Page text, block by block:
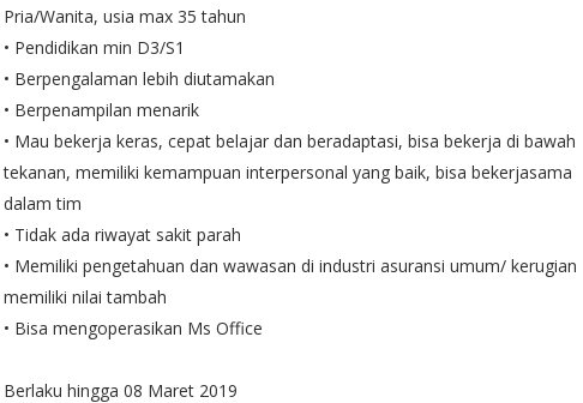
Pria/Wanita, usia max 35 tahun
• Pendidikan min D3/S1
• Berpengalaman lebih diutamakan
• Berpenampilan menarik
• Mau bekerja keras, cepat belajar dan beradaptasi, bisa bekerja di bawah
tekanan, memiliki kemampuan interpersonal yang baik, bisa bekerjasama
dalam tim
• Tidak ada riwayat sakit parah
• Memiliki pengetahuan dan wawasan di industri asuransi umum/ kerugian
memiliki nilai tambah
• Bisa mengoperasikan Ms Office
Berlaku hingga 08 Maret 2019